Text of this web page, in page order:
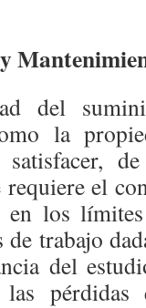
del
la
satisfacer,
requiere el
en los
de trabajo
del
las